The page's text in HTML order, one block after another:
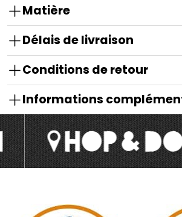
Matière
Délais de livraison
Conditions de retour
Informations